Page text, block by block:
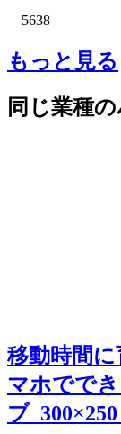
5638
もっと見る
同じ業種
移動時間
マホでで
ブ